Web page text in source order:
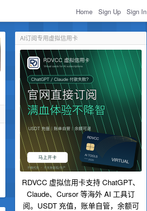
Home Sign Up Sign In
AI订阅专用虚拟信用卡
RDVCC 虚拟信用卡支持 ChatGPT、
Claude、Cursor 等海外 AI 工具订
阅。USDT 充值，账单自管，余额可